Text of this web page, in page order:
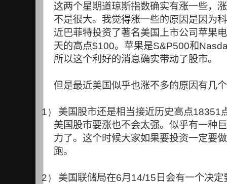
这两个星期道琼斯指数确实有涨一些，
不是很大。我觉得涨一些的原因是因为
近巴菲特投资了著名美国上市公司苹果
天的高点$100。苹果是S&P500和
所以这个利好的消息确实带动了股市。
但是最近美国似乎也涨不多的原因有几
1） 美国股市还是相当接近历史高点18351
美国股市要涨也不会太强。似乎有一种
力了。这个时候大家如果要投资一定要
跑。
2） 美国联储局在6月 14/15 日会有一个决